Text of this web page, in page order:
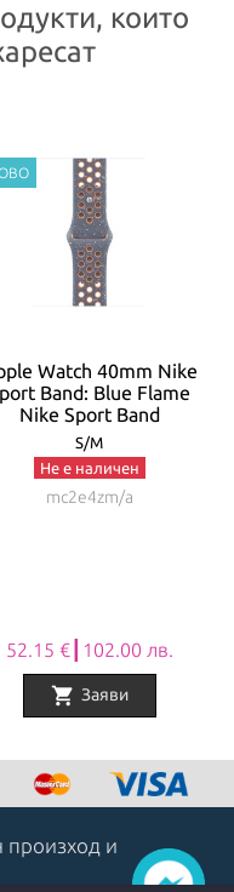
които
Watch 40mm Nike
Band: Blue Flame
Nike Sport Band
S/M
Не е наличен
mc2e4zm/a
52.15 €┃102.00 лв.
shopping_cart Заяви
произход и